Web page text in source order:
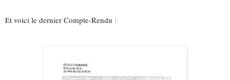
Et voici le dernier Compte-Rendu :